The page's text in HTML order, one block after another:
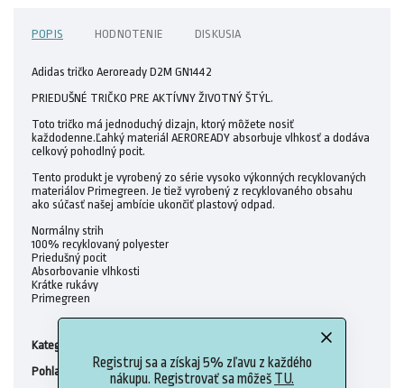
Registruj sa a získaj 5% zľavu z každého
nákupu. Registrovať sa môžeš TU.
POPIS HODNOTENIE DISKUSIA
Adidas tričko Aeroready D2M GN1442
PRIEDUŠNÉ TRIČKO PRE AKTÍVNY ŽIVOTNÝ ŠTÝL.
Toto tričko má jednoduchý dizajn, ktorý môžete nosiť
každodenne.Ľahký materiál AEROREADY absorbuje vlhkosť a dodáva
celkový pohodlný pocit.
Tento produkt je vyrobený zo série vysoko výkonných recyklovaných
materiálov Primegreen. Je tiež vyrobený z recyklovaného obsahu
ako súčasť našej ambície ukončiť plastový odpad.
Normálny strih
100% recyklovaný polyester
Priedušný pocit
Absorbovanie vlhkosti
Krátke rukávy
Primegreen
Kategória
Pohlavie
Ženy